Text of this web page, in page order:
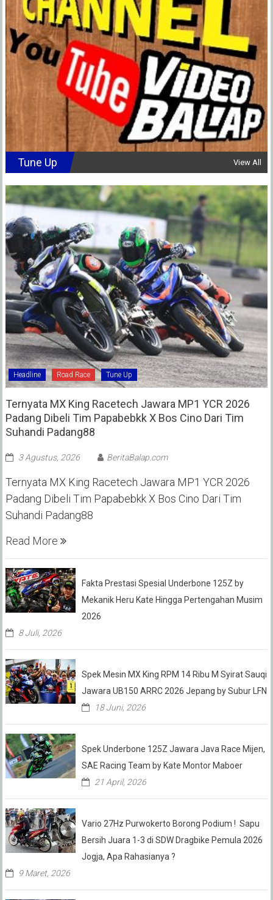
Tune Up View All
Headline Road Race Tune Up
Ternyata MX King Racetech Jawara MP1 YCR 2026
Padang Dibeli Tim Papabebkk X Bos Cino Dari Tim
Suhandi Padang88
3 Agustus, 2026 BeritaBalap.com
Ternyata MX King Racetech Jawara MP1 YCR 2026
Padang Dibeli Tim Papabebkk X Bos Cino Dari Tim
Suhandi Padang88
Read More
Fakta Prestasi Spesial Underbone 125Z by
Mekanik Heru Kate Hingga Pertengahan Musim
2026
8 Juli, 2026
Spek Mesin MX King RPM 14 Ribu M Syirat Sauqi
Jawara UB150 ARRC 2026 Jepang by Subur LFN
18 Juni, 2026
Spek Underbone 125Z Jawara Java Race Mijen,
SAE Racing Team by Kate Montor Maboer
21 April, 2026
Vario 27Hz Purwokerto Borong Podium ! Sapu
Bersih Juara 1-3 di SDW Dragbike Pemula 2026
Jogja, Apa Rahasianya ?
9 Maret, 2026